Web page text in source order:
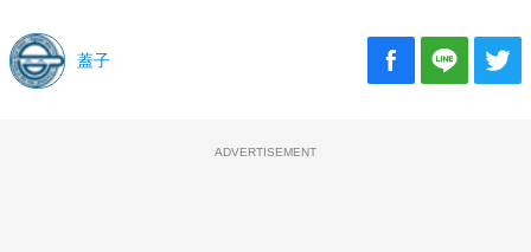
蓋子
ADVERTISEMENT